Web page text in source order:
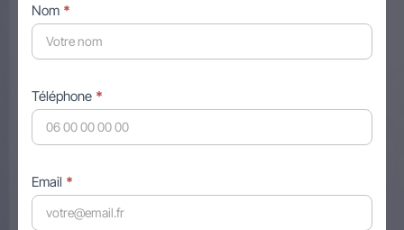
Nom *
Téléphone *
Email *